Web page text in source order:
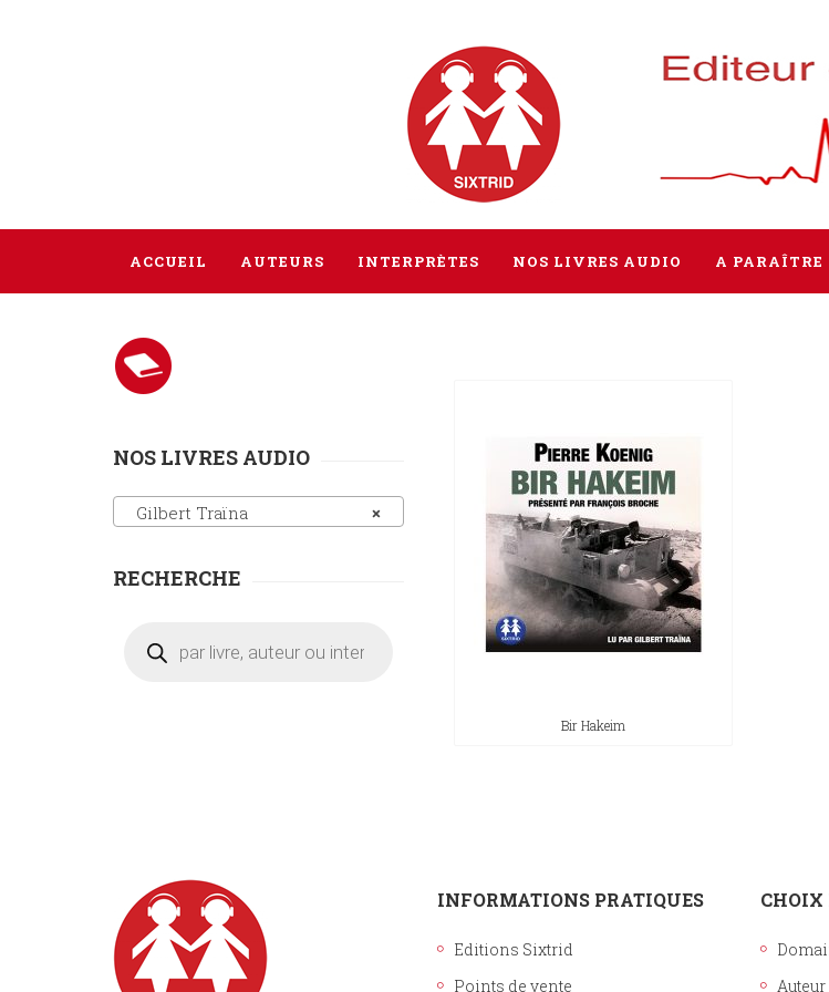
ACCUEIL AUTEURS INTERPRÈTES NOS LIVRES AUDIO
Policier / Suspense
Histoire
Sciences humaines
A PARAÎTRE
Bir Hakeim
NOS LIVRES AUDIO
×
Gilbert Traïna
RECHERCHE
produits
INFORMATIONS PRATIQUES
Editions Sixtrid
Points de vente
CHOIX
Auteur